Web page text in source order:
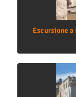
Escursione